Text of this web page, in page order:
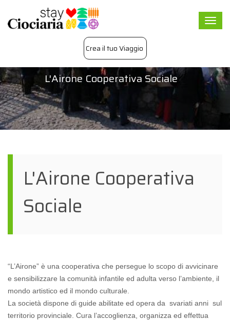
Crea il tuo Viaggio
L'Airone Cooperativa Sociale
L'Airone Cooperativa
Sociale
“L’Airone” è una cooperativa che persegue lo scopo di avvicinare
e sensibilizzare la comunità infantile ed adulta verso l’ambiente, il
mondo artistico ed il mondo culturale.
La società dispone di guide abilitate ed opera da svariati anni sul
territorio provinciale. Cura l’accoglienza, organizza ed effettua